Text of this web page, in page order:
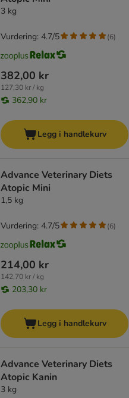
3 kg
382,00 kr
127,30 kr / kg
362,90 kr
Vurdering: 4.7/5 (6)
Legg i handlekurv
Advance Veterinary Diets
Atopic Mini
1,5 kg
214,00 kr
142,70 kr / kg
203,30 kr
Vurdering: 4.7/5 (6)
Legg i handlekurv
Advance Veterinary Diets
Atopic Kanin
3 kg